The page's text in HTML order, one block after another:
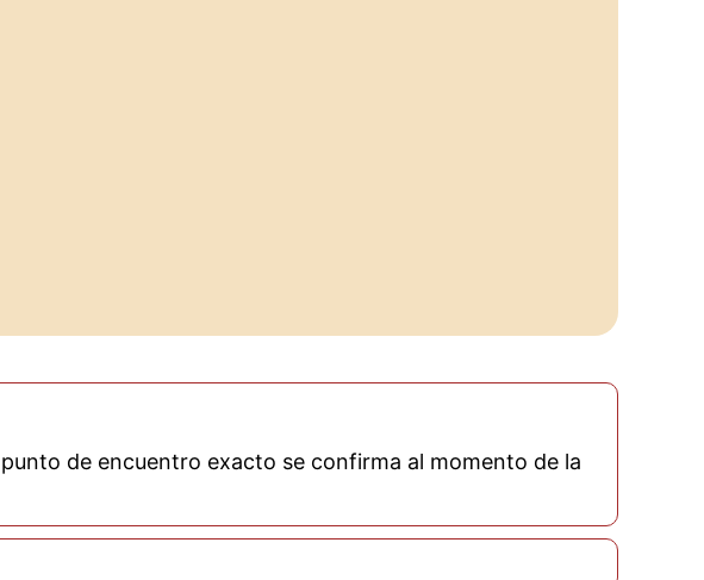
de encuentro exacto se confirma al momento de la